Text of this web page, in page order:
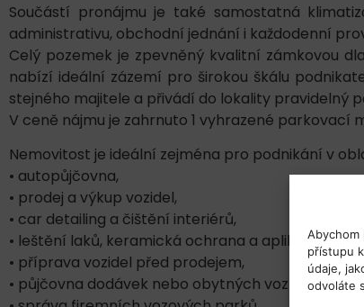
Abychom
přístupu
údaje,
odvoláte
Součástí pronájmu je také samostatná
administrativu, obchodní jednání i každodenní
Celý pozemek je zpevněný kvalitní zámkovou
nabízí ideální zázemí pro širokou škálu
stejného majitele a přivádí do lokality pravidelný
V ceně nájmu je zahrnuto 1 vyhrazené
Nemovitost je ideální zejména pro podnikání v
• autopůjčovna,
• prodej a výkup vozidel,
• car detailing a čištění interiérů,
• leštění laků, keramická ochrana a aplikace PPF
• příprava vozidel před prodejem,
• půjčovna dodávek nebo obytných vozů,